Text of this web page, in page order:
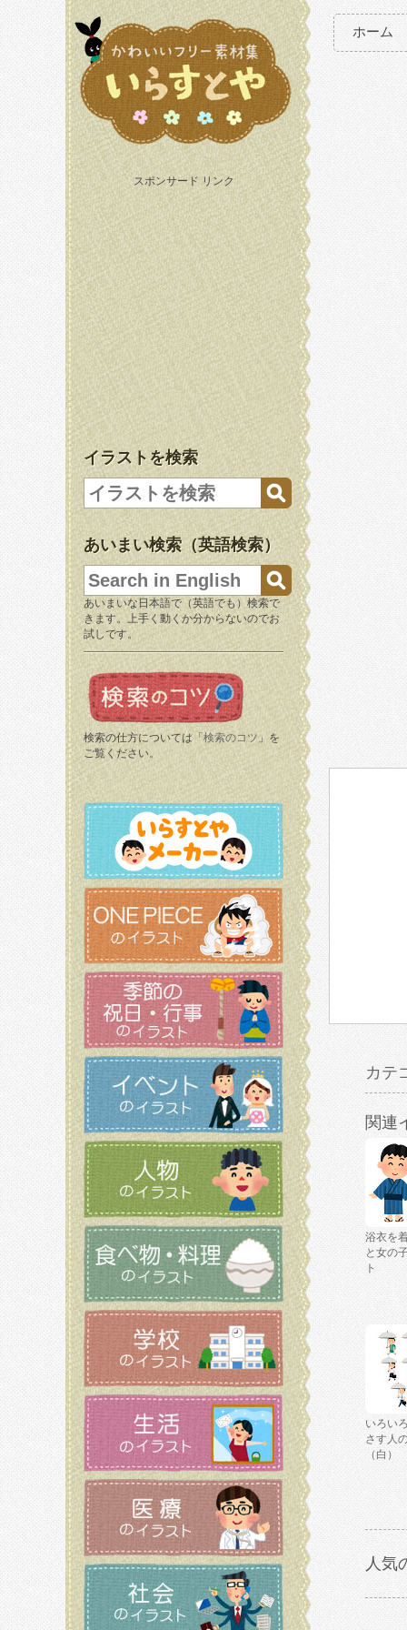
スポンサード リンク
イラストを検索
あいまい検索（英語検索）
あいまいな日本語で（英語でも）検索で
きます。上手く動くか分からないのでお
試しです。
検索の仕方については「 検索のコツ 」を
ご覧ください。
ホーム
カテ
関連
浴衣を
と女の
ト
いろい
さす人
（白）
人気